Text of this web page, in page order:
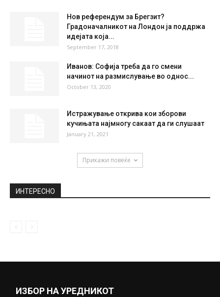
Нов референдум за Брегзит?
Градоначалникот на Лондон ја поддржа
идејата која...
September 17, 2018
Иванов: Софија треба да го смени
начинот на размислување во однос...
October 13, 2020
Истражување открива кои зборови
кучињата најмногу сакаат да ги слушаат
January 21, 2021
Прикажи повеќе
ИНТЕРЕСНО
ИЗБОР НА УРЕДНИКОТ